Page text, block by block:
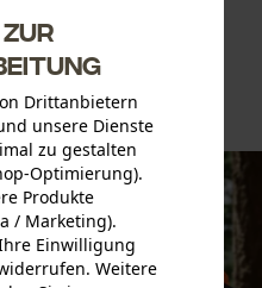
CHF 94.90 *
zur
Drittanbietern
unsere Dienste
zu gestalten
Optimierung).
Produkte
/ Marketing).
Einwilligung
Weitere